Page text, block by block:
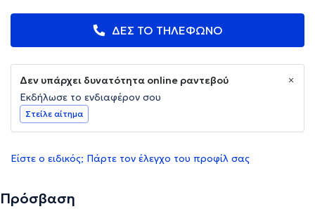
ΔΕΣ ΤΟ ΤΗΛΕΦΩΝΟ
Δεν υπάρχει δυνατότητα online ραντεβού
Εκδήλωσε το ενδιαφέρον σου
Στείλε αίτημα
Είστε ο ειδικός; Πάρτε τον έλεγχο του προφίλ σας
Πρόσβαση